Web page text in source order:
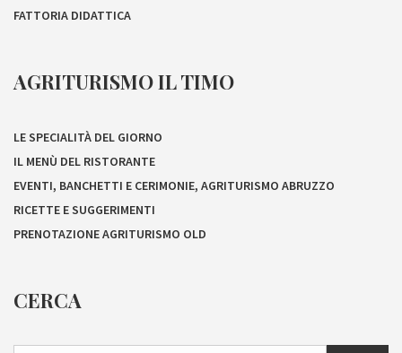
FATTORIA DIDATTICA
AGRITURISMO IL TIMO
LE SPECIALITÀ DEL GIORNO
IL MENÙ DEL RISTORANTE
EVENTI, BANCHETTI E CERIMONIE, AGRITURISMO ABRUZZO
RICETTE E SUGGERIMENTI
PRENOTAZIONE AGRITURISMO OLD
CERCA